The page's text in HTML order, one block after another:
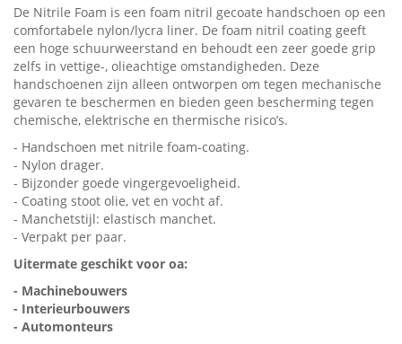
De Nitrile Foam is een foam nitril gecoate handschoen op een
comfortabele nylon/lycra liner. De foam nitril coating geeft
een hoge schuurweerstand en behoudt een zeer goede grip
zelfs in vettige-, olieachtige omstandigheden. Deze
handschoenen zijn alleen ontworpen om tegen mechanische
gevaren te beschermen en bieden geen bescherming tegen
chemische, elektrische en thermische risico’s.
- Handschoen met nitrile foam-coating.
- Nylon drager.
- Bijzonder goede vingergevoeligheid.
- Coating stoot olie, vet en vocht af.
- Manchetstijl: elastisch manchet.
- Verpakt per paar.
Uitermate geschikt voor oa:
- Machinebouwers
- Interieurbouwers
- Automonteurs